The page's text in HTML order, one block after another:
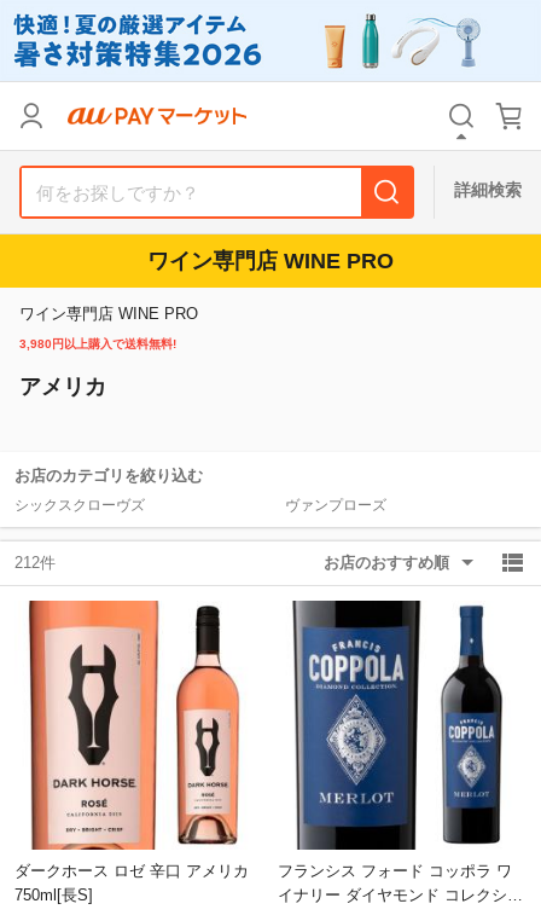
詳細検索
ワイン専門店 WINE PRO
ワイン専門店 WINE PRO
3,980円以上購入で送料無料!
アメリカ
お店のカテゴリを絞り込む
シックスクローヴズ ヴァンプローズ
212件 お店のおすすめ順
ダークホース ロゼ 辛口 アメリカ
750ml[長S]
フランシス フォード コッポラ ワ
イナリー ダイヤモンド コレクショ
支払い方法
送料無料
Pontaパス特典対象すべて
キーワード
除外ワード
リセット
支払い方法
送料無料
Pontaパス特典対象すべて
キーワード
除外ワード